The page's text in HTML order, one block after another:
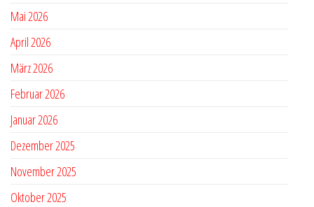
Mai 2026
April 2026
März 2026
Februar 2026
Januar 2026
Dezember 2025
November 2025
Oktober 2025